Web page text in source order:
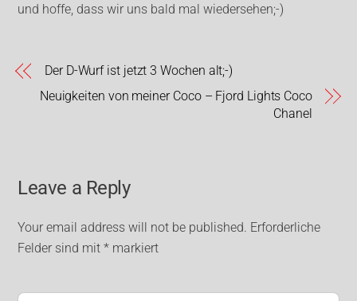
und hoffe, dass wir uns bald mal wiedersehen;-)
Der D-Wurf ist jetzt 3 Wochen alt;-)
Neuigkeiten von meiner Coco – Fjord Lights Coco
Chanel
Leave a Reply
Your email address will not be published. Erforderliche
Felder sind mit* markiert